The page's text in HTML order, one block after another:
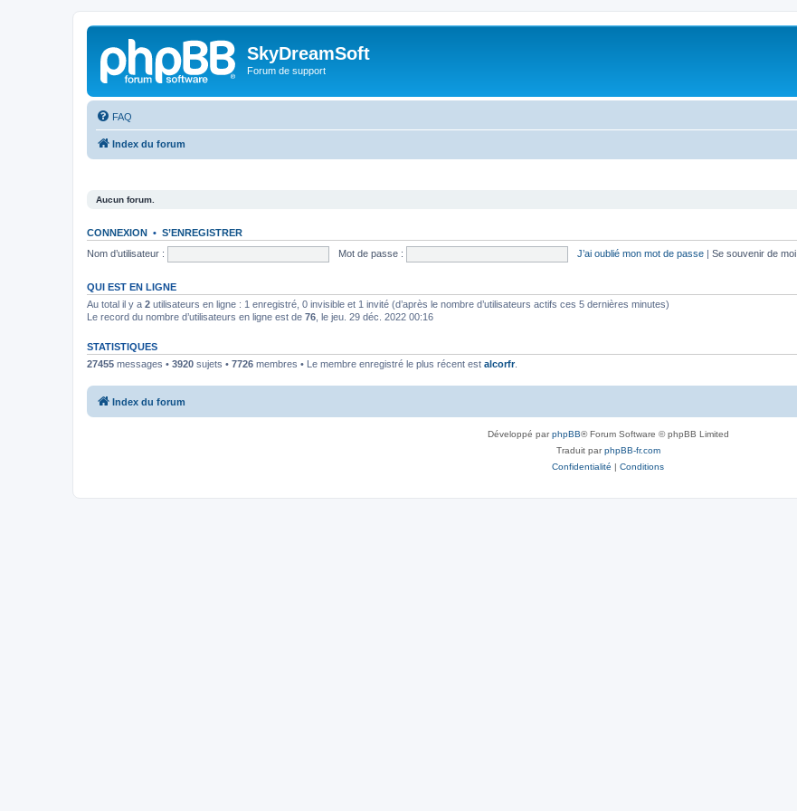
SkyDreamSoft
Forum de support
FAQ
Index du forum
Aucun forum.
CONNEXION • S’ENREGISTRER
Nom d’utilisateur :
Mot de passe : J’ai oublié mon mot de passe | Se souvenir de moi
QUI EST EN LIGNE
Au total il y a 2 utilisateurs en ligne : 1 enregistré, 0 invisible et 1 invité (d’après le nombre d’utilisateurs actifs ces 5 dernières minutes)
Le record du nombre d’utilisateurs en ligne est de 76 , le jeu. 29 déc. 2022 00:16
STATISTIQUES
27455 messages • 3920 sujets • 7726 membres • Le membre enregistré le plus récent est alcorfr.
Index du forum
Développé parphpBB® Forum Software © phpBB Limited
Traduit parphpBB-fr.com
Confidentialité | Conditions